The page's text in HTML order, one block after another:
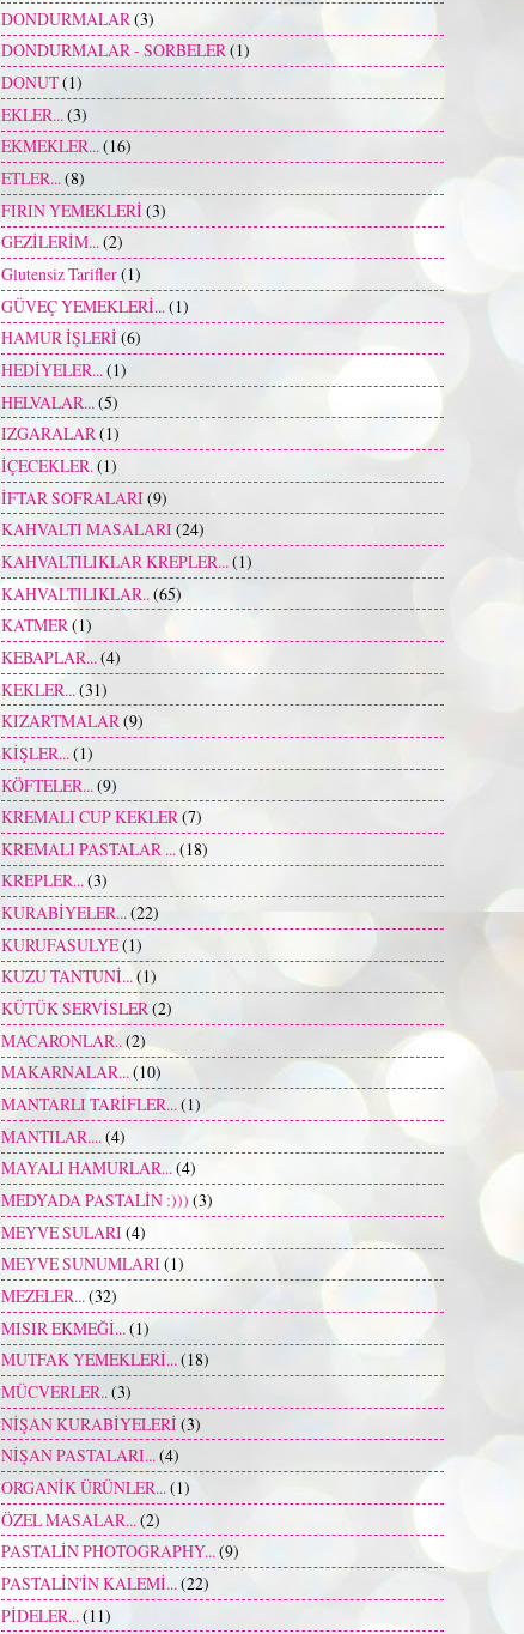
DONDURMALAR (3)
DONDURMALAR - SORBELER(1)
DONUT(1)
EKLER...(3)
EKMEKLER...(16)
ETLER...(8)
FIRIN YEMEKLERİ (3)
GEZİLERİM...(2)
Glutensiz Tarifler(1)
GÜVEÇ YEMEKLERİ...(1)
HAMUR İŞLERİ (6)
HEDİYELER...(1)
HELVALAR... (5)
IZGARALAR(1)
İÇECEKLER.(1)
İFTAR SOFRALARI (9)
KAHVALTI MASALARI(24)
KAHVALTILIKLAR KREPLER...(1)
KAHVALTILIKLAR.. (65)
KATMER(1)
KEBAPLAR...(4)
KEKLER... (31)
KIZARTMALAR(9)
KİŞLER...(1)
KÖFTELER... (9)
KREMALI CUP KEKLER(7)
KREMALI PASTALAR ...(18)
KREPLER...(3)
KURABİYELER...(22)
KURUFASULYE(1)
KUZU TANTUNİ...(1)
KÜTÜK SERVİSLER(2)
MACARONLAR.. (2)
MAKARNALAR...(10)
MANTARLI TARİFLER...(1)
MANTILAR.... (4)
MAYALI HAMURLAR...(4)
MEDYADA PASTALİN :))) (3)
MEYVE SULARI (4)
MEYVE SUNUMLARI (1)
MEZELER...(32)
MISIR EKMEĞİ...(1)
MUTFAK YEMEKLERİ...(18)
MÜCVERLER..(3)
NİŞAN KURABİYELERİ (3)
NİŞAN PASTALARI...(4)
ORGANİK ÜRÜNLER...(1)
ÖZEL MASALAR... (2)
PASTALİN PHOTOGRAPHY...(9)
PASTALİN'İN KALEMİ...(22)
PİDELER...(11)